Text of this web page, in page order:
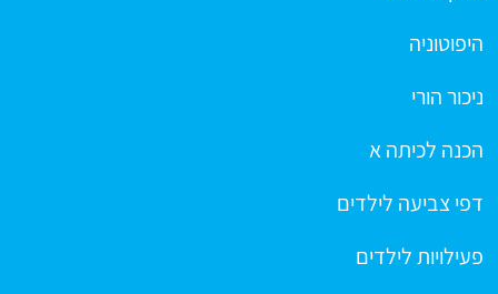
היפוטוניה
ניכור הורי
הכנה לכיתה א
דפי צביעה לילדים
פעילויות לילדים